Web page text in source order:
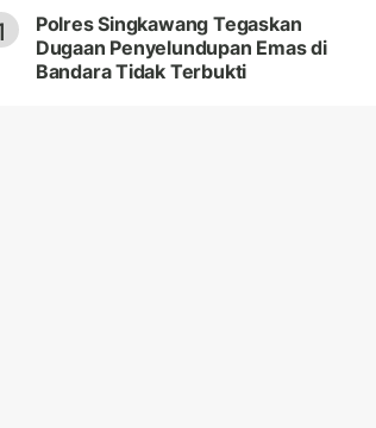
Polres Singkawang Tegaskan
Dugaan Penyelundupan Emas di
Bandara Tidak Terbukti